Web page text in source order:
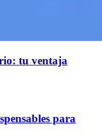
tu ventaja
para